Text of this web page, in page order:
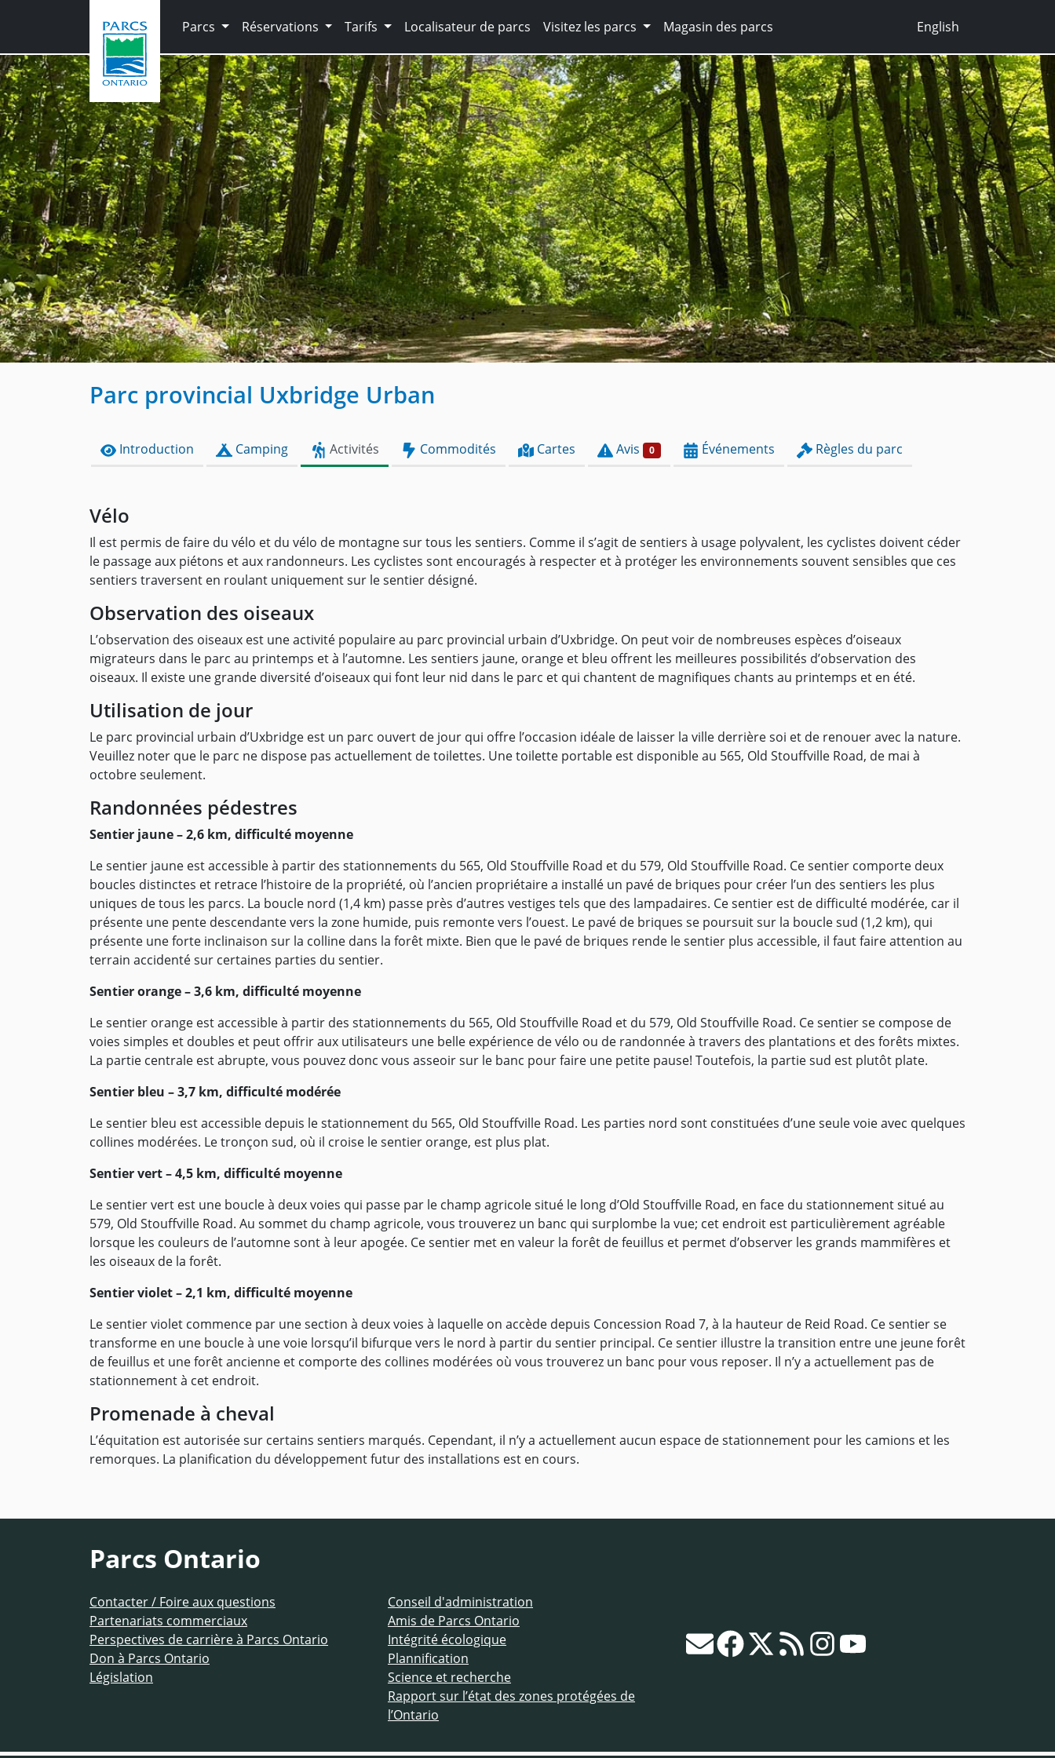
Parcs
Réservations Tarifs Localisateur de parcs Visitez les parcs Magasin des parcs English
Parc provincial Uxbridge Urban
Introduction Camping Activités Commodités Cartes Avis 0 Événements Règles du parc
Vélo
Il est permis de faire du vélo et du vélo de montagne sur tous les sentiers. Comme il s’agit de sentiers à usage polyvalent, les cyclistes doivent céder
le passage aux piétons et aux randonneurs. Les cyclistes sont encouragés à respecter et à protéger les environnements souvent sensibles que ces
sentiers traversent en roulant uniquement sur le sentier désigné.
Observation des oiseaux
L’observation des oiseaux est une activité populaire au parc provincial urbain d’Uxbridge. On peut voir de nombreuses espèces d’oiseaux
migrateurs dans le parc au printemps et à l’automne. Les sentiers jaune, orange et bleu offrent les meilleures possibilités d’observation des
oiseaux. Il existe une grande diversité d’oiseaux qui font leur nid dans le parc et qui chantent de magnifiques chants au printemps et en été.
Utilisation de jour
Le parc provincial urbain d’Uxbridge est un parc ouvert de jour qui offre l’occasion idéale de laisser la ville derrière soi et de renouer avec la nature.
Veuillez noter que le parc ne dispose pas actuellement de toilettes. Une toilette portable est disponible au 565, Old Stouffville Road, de mai à
octobre seulement.
Randonnées pédestres
Sentier jaune – 2,6 km, difficulté moyenne
Le sentier jaune est accessible à partir des stationnements du 565, Old Stouffville Road et du 579, Old Stouffville Road. Ce sentier comporte deux
boucles distinctes et retrace l’histoire de la propriété, où l’ancien propriétaire a installé un pavé de briques pour créer l’un des sentiers les plus
uniques de tous les parcs. La boucle nord (1,4 km) passe près d’autres vestiges tels que des lampadaires. Ce sentier est de difficulté modérée, car il
présente une pente descendante vers la zone humide, puis remonte vers l’ouest. Le pavé de briques se poursuit sur la boucle sud (1,2 km), qui
présente une forte inclinaison sur la colline dans la forêt mixte. Bien que le pavé de briques rende le sentier plus accessible, il faut faire attention au
terrain accidenté sur certaines parties du sentier.
Sentier orange – 3,6 km, difficulté moyenne
Le sentier orange est accessible à partir des stationnements du 565, Old Stouffville Road et du 579, Old Stouffville Road. Ce sentier se compose de
voies simples et doubles et peut offrir aux utilisateurs une belle expérience de vélo ou de randonnée à travers des plantations et des forêts mixtes.
La partie centrale est abrupte, vous pouvez donc vous asseoir sur le banc pour faire une petite pause! Toutefois, la partie sud est plutôt plate.
Sentier bleu – 3,7 km, difficulté modérée
Le sentier bleu est accessible depuis le stationnement du 565, Old Stouffville Road. Les parties nord sont constituées d’une seule voie avec quelques
collines modérées. Le tronçon sud, où il croise le sentier orange, est plus plat.
Sentier vert – 4,5 km, difficulté moyenne
Le sentier vert est une boucle à deux voies qui passe par le champ agricole situé le long d’Old Stouffville Road, en face du stationnement situé au
579, Old Stouffville Road. Au sommet du champ agricole, vous trouverez un banc qui surplombe la vue; cet endroit est particulièrement agréable
lorsque les couleurs de l’automne sont à leur apogée. Ce sentier met en valeur la forêt de feuillus et permet d’observer les grands mammifères et
les oiseaux de la forêt.
Sentier violet – 2,1 km, difficulté moyenne
Le sentier violet commence par une section à deux voies à laquelle on accède depuis Concession Road 7, à la hauteur de Reid Road. Ce sentier se
transforme en une boucle à une voie lorsqu’il bifurque vers le nord à partir du sentier principal. Ce sentier illustre la transition entre une jeune forêt
de feuillus et une forêt ancienne et comporte des collines modérées où vous trouverez un banc pour vous reposer. Il n’y a actuellement pas de
stationnement à cet endroit.
Promenade à cheval
L’équitation est autorisée sur certains sentiers marqués. Cependant, il n’y a actuellement aucun espace de stationnement pour les camions et les
remorques. La planification du développement futur des installations est en cours.
Parcs Ontario
Contacter / Foire aux questions
Partenariats commerciaux
Perspectives de carrière à Parcs Ontario
Don à Parcs Ontario
Législation
Conseil d'administration
Amis de Parcs Ontario
Intégrité écologique
Plannification
Science et recherche
Rapport sur l’état des zones protégées de
l’Ontario